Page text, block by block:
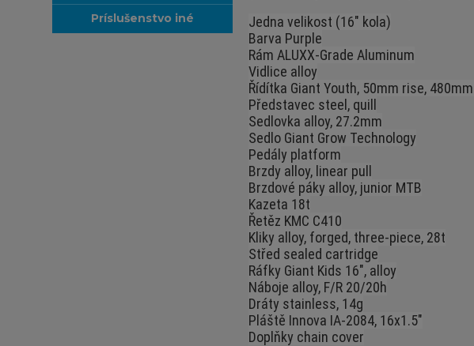
príslušenstvo iné
Jedna velikost (16" kola)
Barva Purple
Rám ALUXX-Grade Aluminum
Vidlice alloy
Řídítka Giant Youth, 50mm rise,
Představec steel, quill
Sedlovka alloy, 27.2mm
Sedlo Giant Grow Technology
Pedály platform
Brzdy alloy, linear pull
Brzdové páky alloy, junior MTB
Kazeta 18t
Řetěz KMC C410
Kliky alloy, forged, three-piece, 28t
Střed sealed cartridge
Ráfky Giant Kids 16", alloy
Náboje alloy, F/R 20/20h
Dráty stainless, 14g
Pláště Innova IA-2084, 16x1.5"
Doplňky chain cover